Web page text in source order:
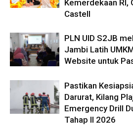
Kemerdekaan RI,
Castell
PLN UID S2JB
Jambi Latih
Website untuk
Pastikan
Darurat, Kilang
Emergency Drill
Tahap II 2026